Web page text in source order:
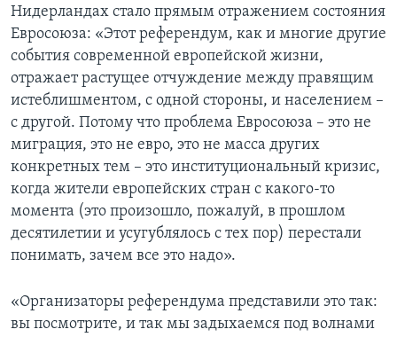
Нидерландах стало прямым отражением состояния
Евросоюза: «Этот референдум, как и многие другие
события современной европейской жизни,
отражает растущее отчуждение между правящим
истеблишментом, с одной стороны, и населением –
с другой. Потому что проблема Евросоюза – это не
миграция, это не евро, это не масса других
конкретных тем – это институциональный кризис,
когда жители европейских стран с какого-то
момента (это произошло, пожалуй, в прошлом
десятилетии и усугублялось с тех пор) перестали
понимать, зачем все это надо».
«Организаторы референдума представили это так:
вы посмотрите, и так мы задыхаемся под волнами